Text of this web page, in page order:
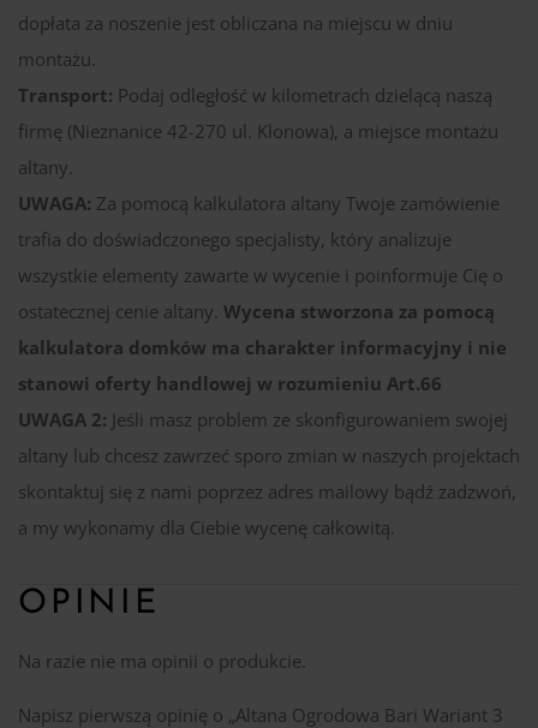
dopłata za noszenie jest obliczana na miejscu w dniu
montażu.
Transport: Podaj odległość w kilometrach dzielącą naszą
firmę (Nieznanice 42-270 ul. Klonowa), a miejsce montażu
altany.
UWAGA: Za pomocą kalkulatora altany Twoje zamówienie
trafia do doświadczonego specjalisty, który analizuje
wszystkie elementy zawarte w wycenie i poinformuje Cię o
ostatecznej cenie altany. Wycena stworzona za pomocą
kalkulatora domków ma charakter informacyjny i nie
stanowi oferty handlowej w rozumieniu Art.66
UWAGA 2: Jeśli masz problem ze skonfigurowaniem swojej
altany lub chcesz zawrzeć sporo zmian w naszych projektach
skontaktuj się z nami poprzez adres mailowy bądź zadzwoń,
a my wykonamy dla Ciebie wycenę całkowitą.
OPINIE
Na razie nie ma opinii o produkcie.
Napisz pierwszą opinię o „Altana Ogrodowa Bari Wariant 3